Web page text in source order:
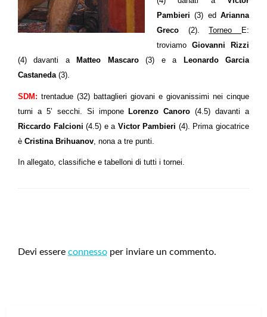
Pambieri (3) ed Arianna
Greco (2).Torneo
E:
troviamo Giovanni Rizzi
(4) davanti aMatteo Mascaro(3) e a
Leonardo Garcia
Castaneda(3).
SDM: trentadue (32) battaglieri giovani e giovanissimi nei cinque
turni a 5’ secchi. Si imponeLorenzo Canoro (4.5) davanti a
Riccardo Falcioni(4.5) e a Victor Pambieri (4). Prima giocatrice
è Cristina Brihuanov , nona a tre punti.
In allegato, classifiche e tabelloni di tutti i tornei.
Devi essere connesso per inviare un commento.